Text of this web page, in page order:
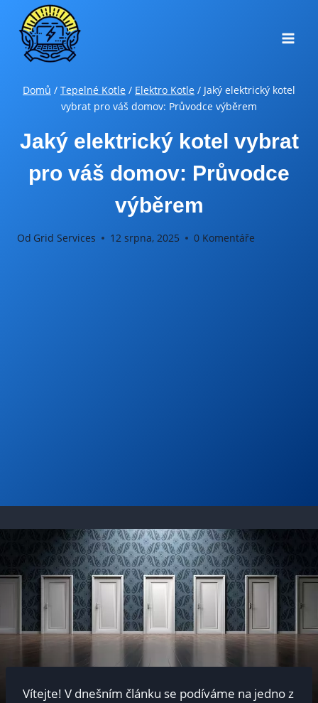
Přeskočit
obsah
Domů / Tepelné Kotle / Elektro Kotle / Jaký elektrický kotel
vybrat pro váš domov: Průvodce výběrem
Jaký elektrický kotel vybrat
pro váš domov: Průvodce
výběrem
Od Grid Services 12 srpna, 2025 0 Komentáře
Vítejte! V dnešním článku se podíváme na jedno z